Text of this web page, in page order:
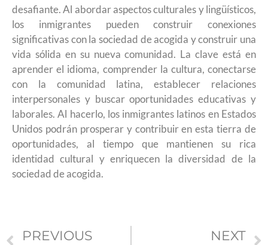
desafiante. Al abordar aspectos culturales y lingüísticos,
los inmigrantes pueden construir conexiones
significativas con la sociedad de acogida y construir una
vida sólida en su nueva comunidad. La clave está en
aprender el idioma, comprender la cultura, conectarse
con la comunidad latina, establecer relaciones
interpersonales y buscar oportunidades educativas y
laborales. Al hacerlo, los inmigrantes latinos en Estados
Unidos podrán prosperar y contribuir en esta tierra de
oportunidades, al tiempo que mantienen su rica
identidad cultural y enriquecen la diversidad de la
sociedad de acogida.
PREVIOUS NEXT